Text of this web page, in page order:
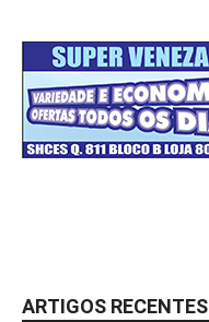
ARTIGOS RECENTES